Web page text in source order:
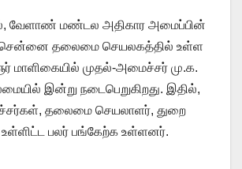
வேளாண் மண்டல அதிகார அமைப்பின்
சென்னை தலைமை செயலகத்தில் உள்ள
மாளிகையில் முதல்-அமைச்சர் மு.க.
இன்று நடைபெறுகிறது. இதில்,
தலைமை செயலாளர், துறை
பலர் பங்கேற்க உள்ளனர்.